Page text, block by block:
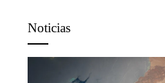
Noticias